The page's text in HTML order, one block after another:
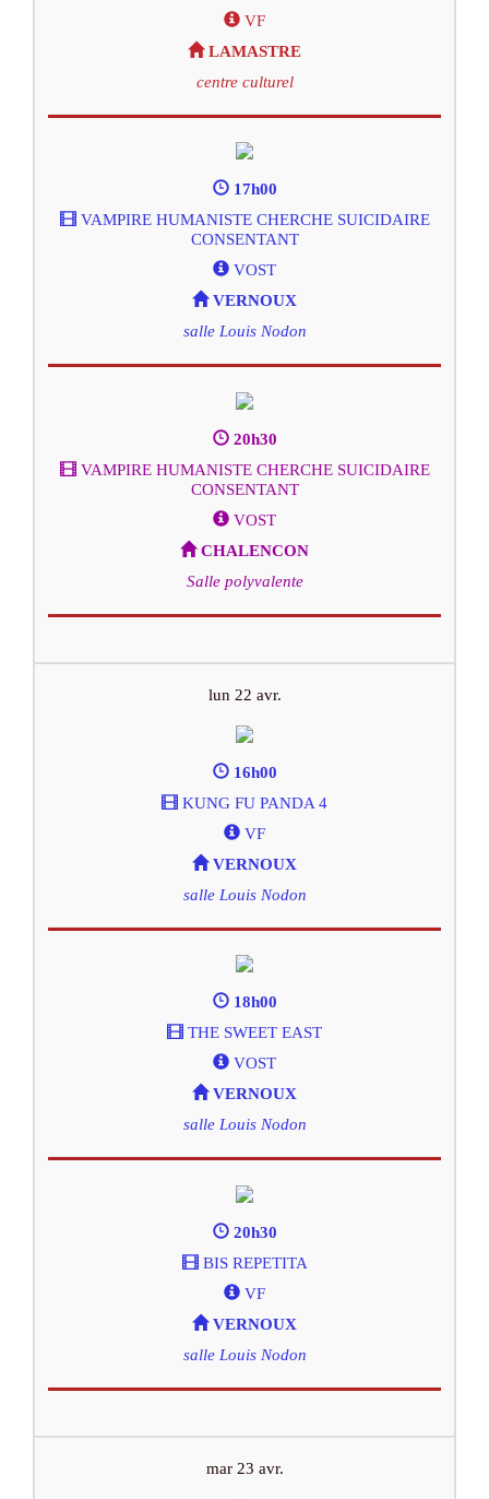
VF
LAMASTRE
centre culturel
17h00
VAMPIRE HUMANISTE CHERCHE SUICIDAIRE
CONSENTANT
VOST
VERNOUX
salle Louis Nodon
20h30
VAMPIRE HUMANISTE CHERCHE SUICIDAIRE
CONSENTANT
VOST
CHALENCON
Salle polyvalente
lun 22 avr.
16h00
KUNG FU PANDA 4
VF
VERNOUX
salle Louis Nodon
18h00
THE SWEET EAST
VOST
VERNOUX
salle Louis Nodon
20h30
BIS REPETITA
VF
VERNOUX
salle Louis Nodon
mar 23 avr.